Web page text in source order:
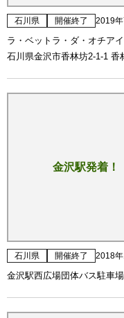
石川県 開催終了 2019
ラ・ベットラ・ダ・オチア
石川県金沢市香林坊2-1-1 香
金沢駅発着
石川県 開催終了 2018
金沢駅西広場団体バス駐車場